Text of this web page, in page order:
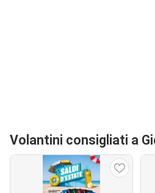
Volantini consigliati a